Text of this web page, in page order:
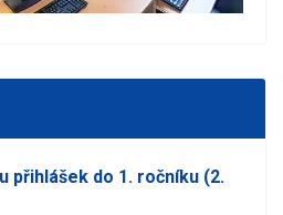
přihlášek do 1. ročníku (2.